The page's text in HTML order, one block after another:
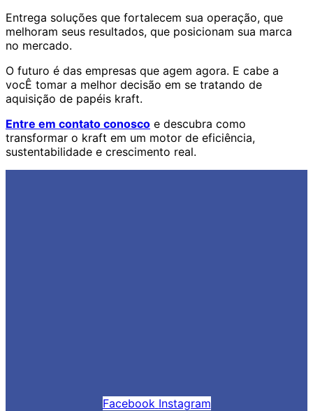
Entrega soluções que fortalecem sua operação, que
melhoram seus resultados, que posicionam sua marca
no mercado.
O futuro é das empresas que agem agora. E cabe a
vocÊ tomar a melhor decisão em se tratando de
aquisição de papéis kraft.
Entre em contato conosco e descubra como
transformar o kraft em um motor de eficiência,
sustentabilidade e crescimento real.
Facebook Instagram